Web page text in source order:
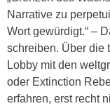
Narrative zu
Wort gewürdigt.“ –
schreiben. Über die
Lobby mit den
oder Extinction
erfahren, erst recht